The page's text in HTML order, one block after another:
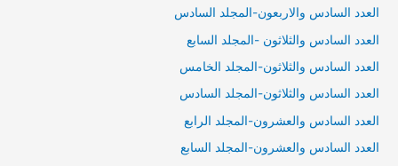
العدد السادس والاربعون-المجلد السادس
العدد السادس والثلاثون -المجلد السابع
العدد السادس والثلاثون-المجلد الخامس
العدد السادس والثلاثون-المجلد السادس
العدد السادس والعشرون-المجلد الرابع
العدد السادس والعشرون-المجلد السابع